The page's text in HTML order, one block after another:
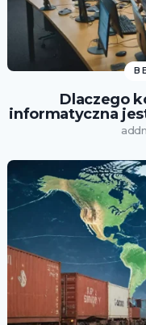
Dlaczego
informatyczna